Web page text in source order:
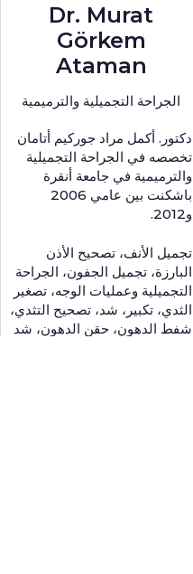
Dr. Murat
Görkem
Ataman
الجراحة التجميلية والترميمية
دكتور. أكمل مراد جوركيم أتامان
تخصصه في الجراحة التجميلية
والترميمية في جامعة أنقرة
باشكنت بين عامي 2006
و2012.
تجميل الأنف، تصحيح الأذن
البارزة، تجميل الجفون، الجراحة
التجميلية وعمليات الوجه، تصغير
الثدي، تكبير، شد، تصحيح التثدي،
شفط الدهون، حقن الدهون، شد